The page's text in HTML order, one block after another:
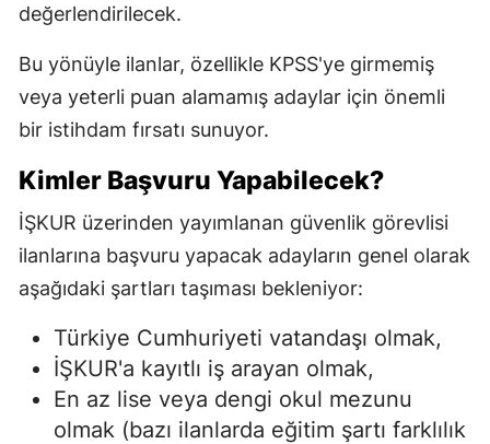
değerlendirilecek.
Bu yönüyle ilanlar, özellikle KPSS'ye girmemiş
veya yeterli puan alamamış adaylar için önemli
bir istihdam fırsatı sunuyor.
Kimler Başvuru Yapabilecek?
İŞKUR üzerinden yayımlanan güvenlik görevlisi
ilanlarına başvuru yapacak adayların genel olarak
aşağıdaki şartları taşıması bekleniyor:
Türkiye Cumhuriyeti vatandaşı olmak,
İŞKUR'a kayıtlı iş arayan olmak,
En az lise veya dengi okul mezunu
olmak (bazı ilanlarda eğitim şartı farklılık